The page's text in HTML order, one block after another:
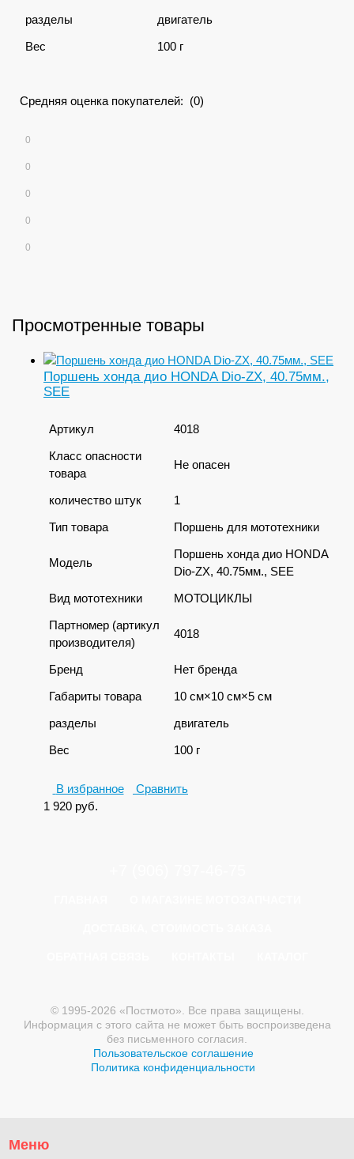
разделы
двигатель
Вес
100 г
Средняя оценка покупателей: (0)
0
0
0
0
0
Просмотренные товары
Поршень хонда дио HONDA Dio-ZX, 40.75мм.,
SEE
Артикул
4018
Класс опасности
товара
Не опасен
количество штук
1
Тип товара
Поршень для мототехники
Модель
Поршень хонда дио HONDA
Dio-ZX, 40.75мм., SEE
Вид мототехники
МОТОЦИКЛЫ
Партномер (артикул
производителя)
4018
Бренд
Нет бренда
Габариты товара
10 см×10 см×5 см
разделы
двигатель
Вес
100 г
В избранное
Сравнить
1 920 руб.
© 1995-2026 «Постмото». Все права защищены.
Информация с этого сайта не может быть воспроизведена
без письменного согласия.
Пользовательское соглашение
Политика конфиденциальности
Меню